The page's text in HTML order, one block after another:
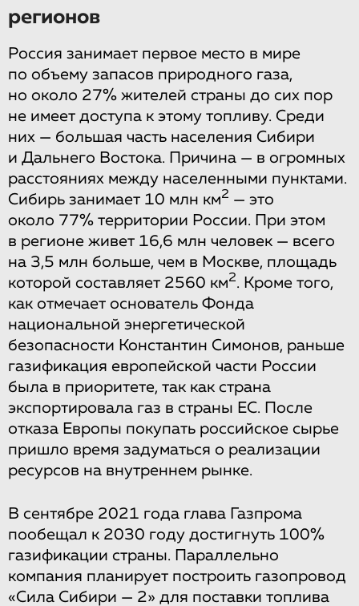
регионов
Россия занимает первое место в мире
по объему запасов природного газа,
но около 27% жителей страны до сих пор
не имеет доступа к этому топливу. Среди
них — большая часть населения Сибири
и Дальнего Востока. Причина — в огромных
расстояниях между населенными пунктами.
Сибирь занимает 10 млн км2 — это
около 77% территории России. При этом
в регионе живет 16,6 млн человек — всего
на 3,5 млн больше, чем в Москве, площадь
которой составляет 2560 км2. Кроме того,
как отмечает основатель Фонда
национальной энергетической
безопасности Константин Симонов, раньше
газификация европейской части России
была в приоритете, так как страна
экспортировала газ в страны ЕС. После
отказа Европы покупать российское сырье
пришло время задуматься о реализации
ресурсов на внутреннем рынке.
В сентябре 2021 года глава Газпрома
пообещал к 2030 году достигнуть 100%
газификации страны. Параллельно
компания планирует построить газопровод
«Сила Сибири — 2» для поставки топлива